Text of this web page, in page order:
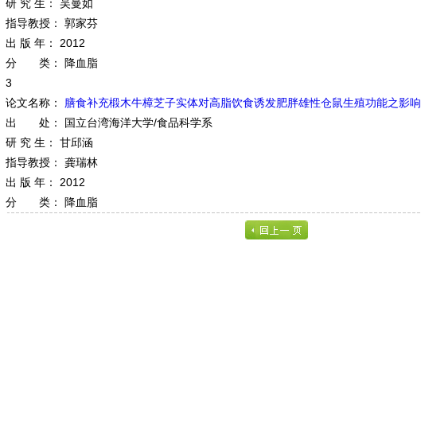
研 究 生： 吴曼如
指导教授： 郭家芬
出 版 年： 2012
分 类： 降血脂
3
论文名称： 膳食补充椴木牛樟芝子实体对高脂饮食诱发肥胖雄性仓鼠生殖功能之影响
出 处： 国立台湾海洋大学/食品科学系
研 究 生： 甘邱涵
指导教授： 龚瑞林
出 版 年： 2012
分 类： 降血脂